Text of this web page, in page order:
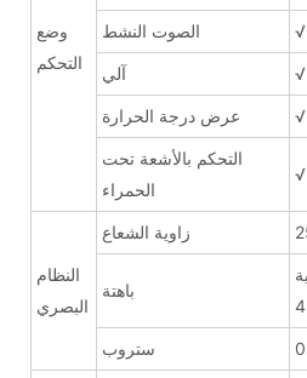
وضع
التحكم
الصوت النشط √
آلي √
عرض درجة الحرارة √
التحكم بالأشعة تحت
الحمراء
√
النظام
البصري
زاوية الشعاع
باهتة
ستروب